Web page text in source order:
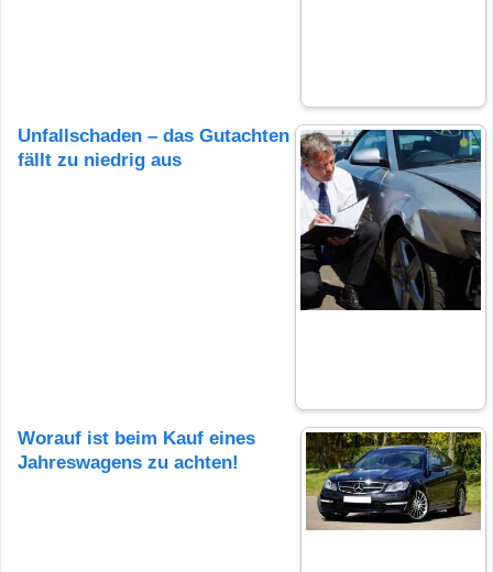
Unfallschaden – das Gutachten
fällt zu niedrig aus
Worauf ist beim Kauf eines
Jahreswagens zu achten!